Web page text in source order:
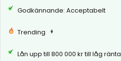
Godkännande: Acceptabelt
Trending
Lån upp till 800 000 kr till låg ränta